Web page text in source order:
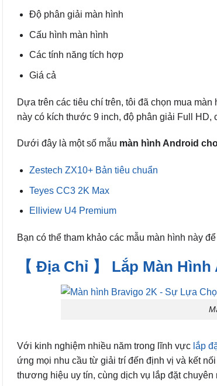
Độ phân giải màn hình
Cấu hình màn hình
Các tính năng tích hợp
Giá cả
Dựa trên các tiêu chí trên, tôi đã chọn mua
này có kích thước 9 inch, độ phân giải Full
Dưới đây là một số mẫu màn hình Android
Zestech ZX10+ Bản tiêu chuẩn
Teyes CC3 2K Max
Elliview U4 Premium
Bạn có thể tham khảo các mẫu màn hình này
【 Địa Chỉ 】 Lắp Màn
Với kinh nghiệm nhiều năm trong lĩnh vực lắp
ứng mọi nhu cầu từ giải trí đến định vị và kết
thương hiệu uy tín, cùng dịch vụ lắp đặt chuyên